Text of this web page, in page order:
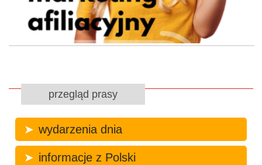
przegląd prasy
wydarzenia dnia
informacje z Polski